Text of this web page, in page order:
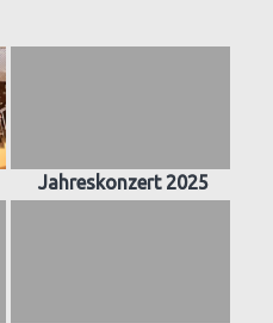
Jahreskonzert 2025